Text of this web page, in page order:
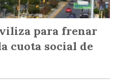
para frenar
cuota social de